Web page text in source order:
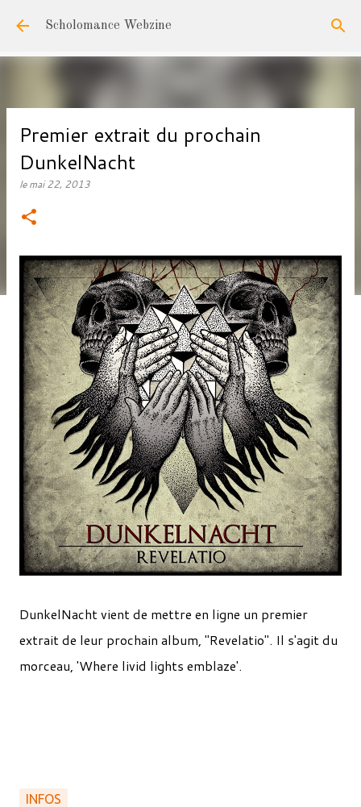
Accéder au contenu principal
Scholomance Webzine
Premier extrait du prochain
DunkelNacht
lemai 22, 2013
DunkelNacht vient de mettre en ligne un premier
extrait de leur prochain album, "Revelatio". Il s'agit du
morceau, 'Where livid lights emblaze'.
INFOS